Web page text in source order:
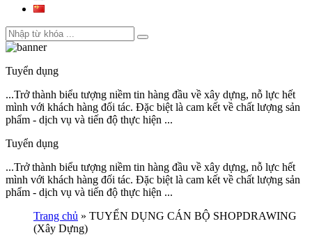
Tuyển dụng
...Trở thành biểu tượng niềm tin hàng đầu về xây dựng, nỗ lực hết
mình với khách hàng đối tác. Đặc biệt là cam kết về chất lượng sản
phẩm - dịch vụ và tiến độ thực hiện ...
Tuyển dụng
...Trở thành biểu tượng niềm tin hàng đầu về xây dựng, nỗ lực hết
mình với khách hàng đối tác. Đặc biệt là cam kết về chất lượng sản
phẩm - dịch vụ và tiến độ thực hiện ...
Trang chủ » TUYỂN DỤNG CÁN BỘ SHOPDRAWING
(Xây Dựng)